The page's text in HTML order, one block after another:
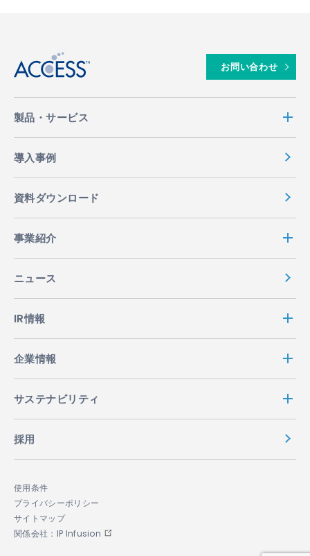
お問い合わせ
製品・サービス
導入事例
資料ダウンロード
事業紹介
ニュース
IR情報
企業情報
サステナビリティ
採用
使用条件
プライバシーポリシー
サイトマップ
関係会社：IP Infusion